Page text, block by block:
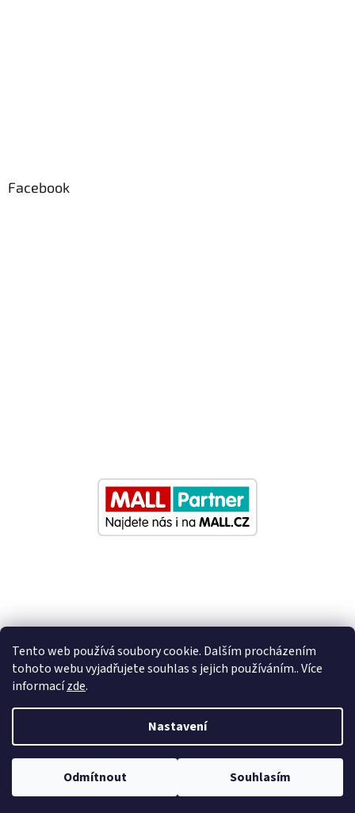
Tento web používá soubory cookie. Dalším procházením
tohoto webu vyjadřujete souhlas s jejich používáním.. Více
informacízde.
Nastavení
Odmítnout Souhlasím
Facebook
Nastavil tým EshopyUmíme.cz
Copyright 2026Eurosedacky.cz . Všechna práva vyhrazena.